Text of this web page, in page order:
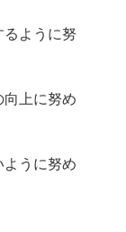
るように努
上に努め
うに努め